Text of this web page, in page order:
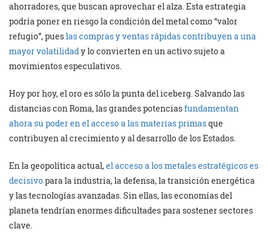
ahorradores, que buscan aprovechar el alza. Esta estrategia
podría poner en riesgo la condición del metal como “valor
refugio”, pueslas compras y ventas rápidas contribuyen a una
mayor volatilidady lo convierten en un activo sujeto a
movimientos especulativos.
Hoy por hoy, el oro es sólo la punta del iceberg. Salvando las
distancias con Roma, las grandes potenciasfundamentan
ahora su poder en el acceso a las materias primasque
contribuyen al crecimiento y al desarrollo de los Estados.
En la geopolítica actual,el acceso a los metales estratégicos es
decisivopara la industria, la defensa, la transición energética
y las tecnologías avanzadas. Sin ellas, las economías del
planeta tendrían enormes dificultades para sostener sectores
clave.